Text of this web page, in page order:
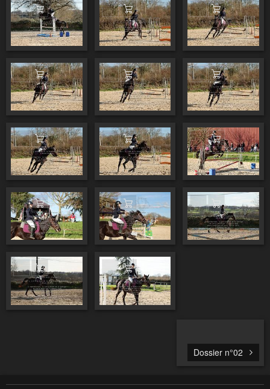
Ajouter au panier Ajouter au panier Ajouter au
Ajouter au panier Ajouter au panier Ajouter au
Ajouter au panier Ajouter au panier Ajouter au
Ajouter au panier Ajouter au panier Ajouter au
Ajouter au panier
Dossier n°02